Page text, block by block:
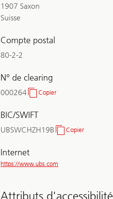
1907 Saxon
Suisse
Compte postal
80-2-2
N° de clearing
000264
Copier
BIC/SWIFT
UBSWCHZH19B
Copier
Internet
https://www.ubs.com
Attributs d'accessibilité